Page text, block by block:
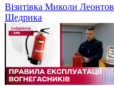
Візитівка Миколи
Щедрика